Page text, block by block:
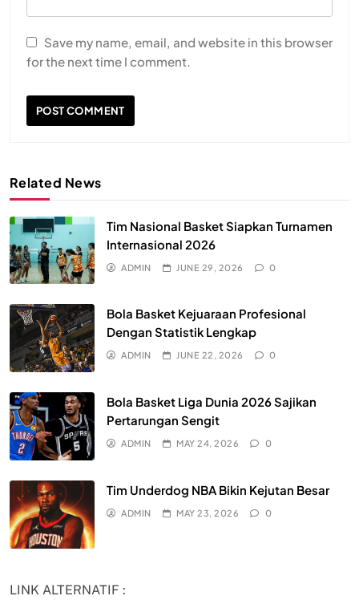
Save my name, email, and website in this browser
for the next time I comment.
Related News
Tim Nasional Basket Siapkan Turnamen
Internasional 2026
ADMIN JUNE 29, 2026 0
Bola Basket Kejuaraan Profesional
Dengan Statistik Lengkap
ADMIN JUNE 22, 2026 0
Bola Basket Liga Dunia 2026 Sajikan
Pertarungan Sengit
ADMIN MAY 24, 2026 0
Tim Underdog NBA Bikin Kejutan Besar
ADMIN MAY 23, 2026 0
LINK ALTERNATIF :